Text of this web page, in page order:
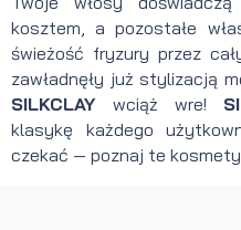
kosztem, a pozostałe
świeżość fryzury przez
zawładnęły już stylizacją
SILKCLAY wciąż wre!
klasykę każdego
czekać — poznaj te